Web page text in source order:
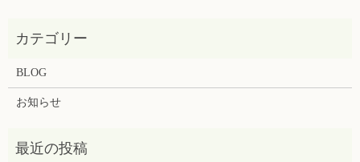
BLOG
お知らせ